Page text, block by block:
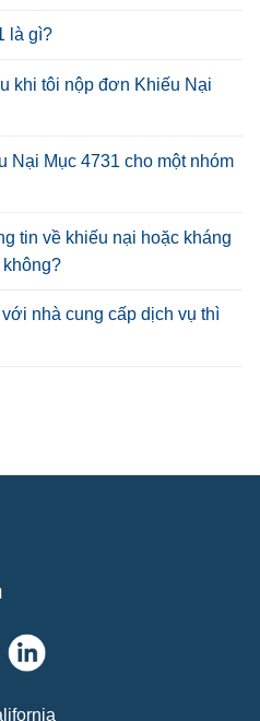
là gì?
khi tôi nộp đơn Khiếu Nại
Nại Mục 4731 cho một nhóm
tin về khiếu nại hoặc kháng
nhà cung cấp dịch vụ thì